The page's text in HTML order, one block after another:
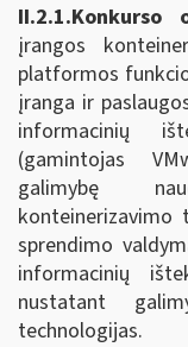
įrangos
platformos
įranga ir
informacinių
(gamintojas
galimybę
sprendimo
informacinių
nustatant
technologijas.